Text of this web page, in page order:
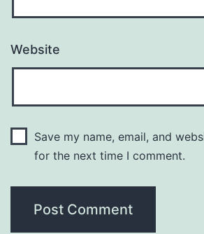
Website
Save my name, email, and
for the next time I comment.